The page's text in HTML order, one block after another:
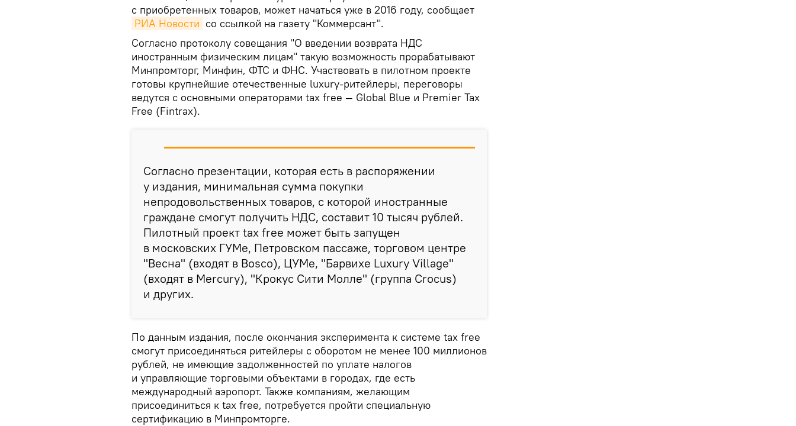
с приобретенных товаров, может начаться уже в 2016 году, сообщает
РИА Новости со ссылкой на газету "Коммерсант".
Согласно протоколу совещания "О введении возврата НДС
иностранным физическим лицам" такую возможность прорабатывают
Минпромторг, Минфин, ФТС и ФНС. Участвовать в пилотном проекте
готовы крупнейшие отечественные luxury-ритейлеры, переговоры
ведутся с основными операторами tax free — Global Blue и Premier Tax
Free (Fintrax).
Согласно презентации, которая есть в распоряжении
у издания, минимальная сумма покупки
непродовольственных товаров, с которой иностранные
граждане смогут получить НДС, составит 10 тысяч рублей.
Пилотный проект tax free может быть запущен
в московских ГУМе, Петровском пассаже, торговом центре
"Весна" (входят в Bosco), ЦУМе, "Барвихе Luxury Village"
(входят в Mercury), "Крокус Сити Молле" (группа Crocus)
и других.
По данным издания, после окончания эксперимента к системе tax free
смогут присоединяться ритейлеры с оборотом не менее 100 миллионов
рублей, не имеющие задолженностей по уплате налогов
и управляющие торговыми объектами в городах, где есть
международный аэропорт. Также компаниям, желающим
присоединиться к tax free, потребуется пройти специальную
сертификацию в Минпромторге.